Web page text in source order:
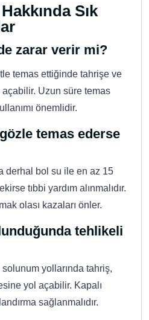
Sık
zarar verir mi?
temas ettiğinde tahrişe ve
Uzun süre temas
önemlidir.
temas ederse
derhal bol su ile en az 15
tıbbi yardım alınmalıdır.
olası kazaları önler.
tehlikeli
yollarında tahriş,
yol açabilir. Kapalı
sağlanmalıdır.